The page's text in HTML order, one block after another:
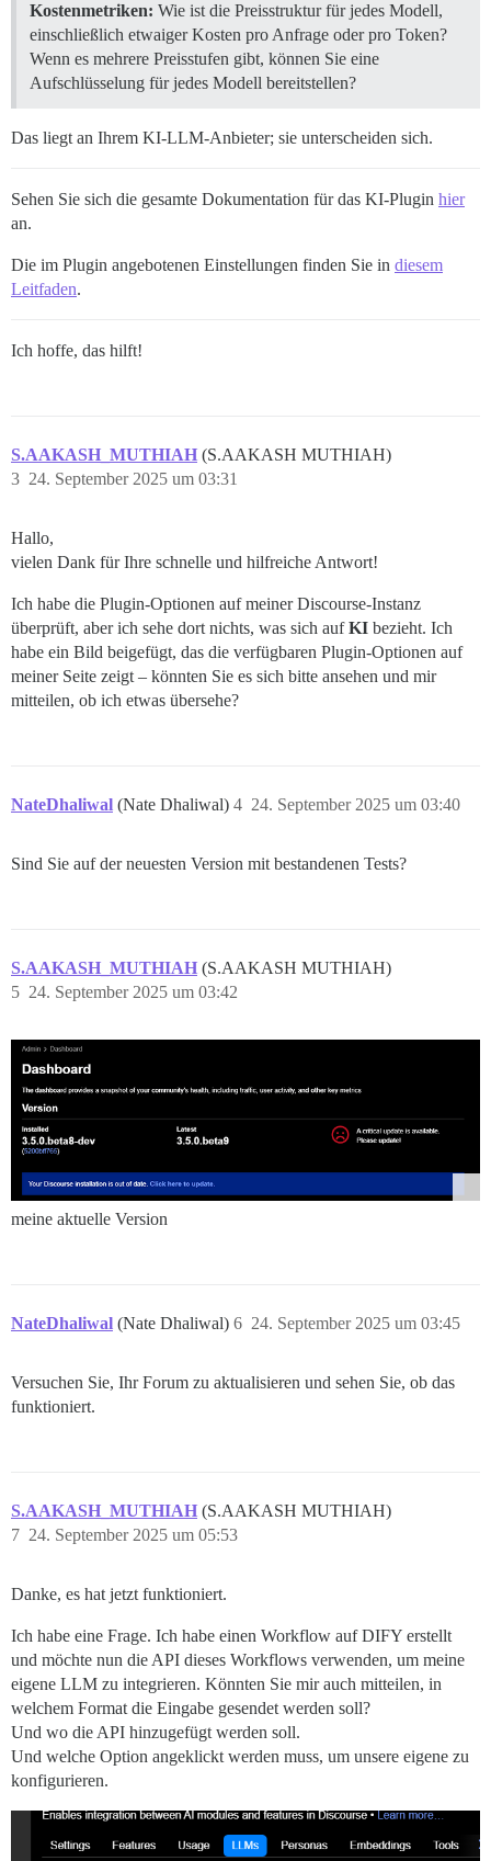
Kostenmetriken: Wie ist die Preisstruktur für jedes Modell,
einschließlich etwaiger Kosten pro Anfrage oder pro Token?
Wenn es mehrere Preisstufen gibt, können Sie eine
Aufschlüsselung für jedes Modell bereitstellen?
Das liegt an Ihrem KI-LLM-Anbieter; sie unterscheiden sich.
Sehen Sie sich die gesamte Dokumentation für das KI-Plugin hier
an.
Die im Plugin angebotenen Einstellungen finden Sie in diesem
Leitfaden.
Ich hoffe, das hilft!
S.AAKASH_MUTHIAH (S.AAKASH MUTHIAH)
24. September 2025 um 03:31
3
Hallo,
vielen Dank für Ihre schnelle und hilfreiche Antwort!
Ich habe die Plugin-Optionen auf meiner Discourse-Instanz
überprüft, aber ich sehe dort nichts, was sich aufKI bezieht. Ich
habe ein Bild beigefügt, das die verfügbaren Plugin-Optionen auf
meiner Seite zeigt – könnten Sie es sich bitte ansehen und mir
mitteilen, ob ich etwas übersehe?
NateDhaliwal (Nate Dhaliwal) 24. September 2025 um 03:40
4
Sind Sie auf der neuesten Version mit bestandenen Tests?
S.AAKASH_MUTHIAH (S.AAKASH MUTHIAH)
24. September 2025 um 03:42
5
meine aktuelle Version
NateDhaliwal (Nate Dhaliwal) 24. September 2025 um 03:45
6
Versuchen Sie, Ihr Forum zu aktualisieren und sehen Sie, ob das
funktioniert.
S.AAKASH_MUTHIAH (S.AAKASH MUTHIAH)
24. September 2025 um 05:53
7
Danke, es hat jetzt funktioniert.
Ich habe eine Frage. Ich habe einen Workflow auf DIFY erstellt
und möchte nun die API dieses Workflows verwenden, um meine
eigene LLM zu integrieren. Könnten Sie mir auch mitteilen, in
welchem Format die Eingabe gesendet werden soll?
Und wo die API hinzugefügt werden soll.
Und welche Option angeklickt werden muss, um unsere eigene zu
konfigurieren.